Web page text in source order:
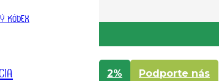
KÓDEX
2% Podporte nás